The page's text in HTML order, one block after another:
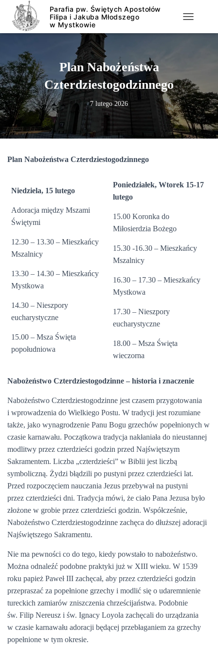
Plan Nabożeństwa
Czterdziestogodzinnego
7 lutego 2026
Plan Nabożeństwa Czterdziestogodzinnego
Niedziela, 15 lutego
Adoracja między Mszami
Świętymi
12.30 – 13.30 – Mieszkańcy
Mszalnicy
13.30 – 14.30 – Mieszkańcy
Mystkowa
14.30 – Nieszpory
eucharystyczne
15.00 – Msza Święta
popołudniowa
Poniedziałek, Wtorek 15-17
lutego
15.00 Koronka do
Miłosierdzia Bożego
15.30 -16.30 – Mieszkańcy
Mszalnicy
16.30 – 17.30 – Mieszkańcy
Mystkowa
17.30 – Nieszpory
eucharystyczne
18.00 – Msza Święta
wieczorna
Nabożeństwo Czterdziestogodzinne – historia i znaczenie
Nabożeństwo Czterdziestogodzinne jest czasem przygotowania
i wprowadzenia do Wielkiego Postu. W tradycji jest rozumiane
także, jako wynagrodzenie Panu Bogu grzechów popełnionych w
czasie karnawału. Początkowa tradycja nakłaniała do nieustannej
modlitwy przez czterdzieści godzin przed Najświętszym
Sakramentem. Liczba „czterdzieści” w Biblii jest liczbą
symboliczną. Żydzi błądzili po pustyni przez czterdzieści lat.
Przed rozpoczęciem nauczania Jezus przebywał na pustyni
przez czterdzieści dni. Tradycja mówi, że ciało Pana Jezusa było
złożone w grobie przez czterdzieści godzin. Współcześnie,
Nabożeństwo Czterdziestogodzinne zachęca do dłuższej adoracji
Najświętszego Sakramentu.
Nie ma pewności co do tego, kiedy powstało to nabożeństwo.
Można odnaleźć podobne praktyki już w XIII wieku. W 1539
roku papież Paweł III zachęcał, aby przez czterdzieści godzin
przepraszać za popełnione grzechy i modlić się o udaremnienie
tureckich zamiarów zniszczenia chrześcijaństwa. Podobnie
św. Filip Nereusz i św. Ignacy Loyola zachęcali do urządzania
w czasie karnawału adoracji będącej przebłaganiem za grzechy
popełnione w tym okresie.